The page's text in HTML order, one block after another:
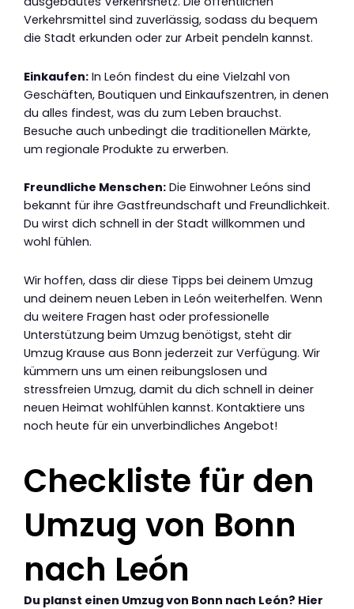
Verkehrsmittel sind zuverlässig, sodass du bequem
die Stadt erkunden oder zur Arbeit pendeln kannst.
Einkaufen: In León findest du eine Vielzahl von
Geschäften, Boutiquen und Einkaufszentren, in denen
du alles findest, was du zum Leben brauchst.
Besuche auch unbedingt die traditionellen Märkte,
um regionale Produkte zu erwerben.
Freundliche Menschen: Die Einwohner Leóns sind
bekannt für ihre Gastfreundschaft und Freundlichkeit.
Du wirst dich schnell in der Stadt willkommen und
wohl fühlen.
Wir hoffen, dass dir diese Tipps bei deinem Umzug
und deinem neuen Leben in León weiterhelfen. Wenn
du weitere Fragen hast oder professionelle
Unterstützung beim Umzug benötigst, steht dir
Umzug Krause aus Bonn jederzeit zur Verfügung. Wir
kümmern uns um einen reibungslosen und
stressfreien Umzug, damit du dich schnell in deiner
neuen Heimat wohlfühlen kannst. Kontaktiere uns
noch heute für ein unverbindliches Angebot!
Checkliste für den
Umzug von Bonn
nach León
Du planst einen Umzug von Bonn nach León? Hier